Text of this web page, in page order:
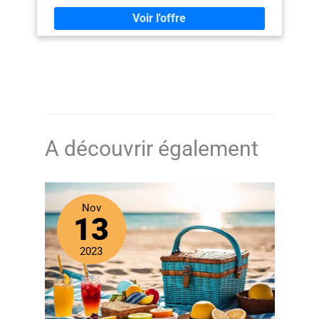
A découvrir également
Nov
13
2023